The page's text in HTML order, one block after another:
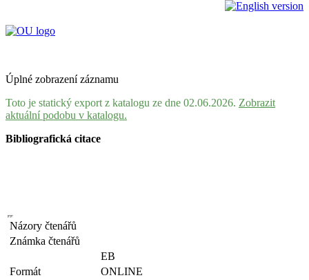
Úplné zobrazení záznamu
Toto je statický export z katalogu ze dne 02.06.2026. Zobrazit
aktuální podobu v katalogu.
Bibliografická citace
Názory čtenářů
Známka čtenářů
EB
Formát
ONLINE